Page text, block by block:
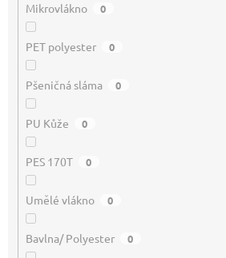
Mikrovlákno 0
PET polyester 0
Pšeničná sláma 0
PU Kůže 0
PES 170T 0
Umělé vlákno 0
Bavlna/ Polyester 0